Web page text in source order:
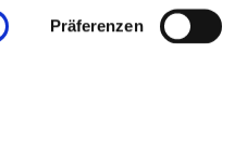
Präferenzen